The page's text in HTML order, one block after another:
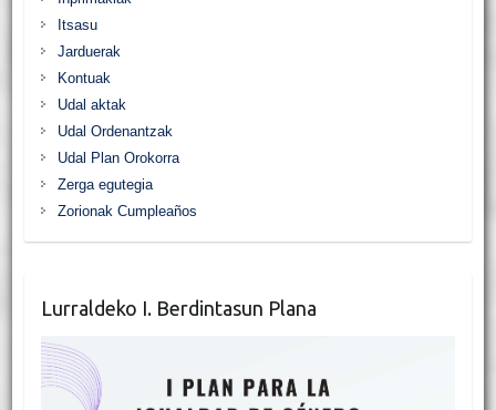
Itsasu
Jarduerak
Kontuak
Udal aktak
Udal Ordenantzak
Udal Plan Orokorra
Zerga egutegia
Zorionak Cumpleaños
Lurraldeko I. Berdintasun Plana